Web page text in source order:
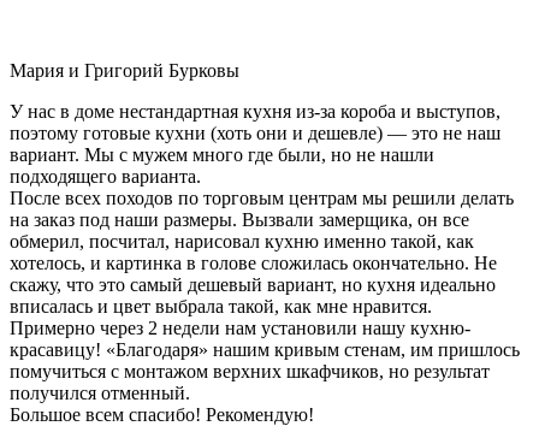
Мария и Григорий Бурковы
У нас в доме нестандартная кухня из-за короба и выступов,
поэтому готовые кухни (хоть они и дешевле) — это не наш
вариант. Мы с мужем много где были, но не нашли
подходящего варианта.
После всех походов по торговым центрам мы решили делать
на заказ под наши размеры. Вызвали замерщика, он все
обмерил, посчитал, нарисовал кухню именно такой, как
хотелось, и картинка в голове сложилась окончательно. Не
скажу, что это самый дешевый вариант, но кухня идеально
вписалась и цвет выбрала такой, как мне нравится.
Примерно через 2 недели нам установили нашу кухню-
красавицу! «Благодаря» нашим кривым стенам, им пришлось
помучиться с монтажом верхних шкафчиков, но результат
получился отменный.
Большое всем спасибо! Рекомендую!